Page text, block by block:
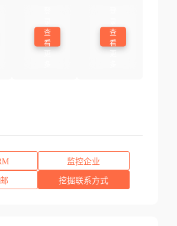
查
看
查
看
监控企业
挖掘联系方式